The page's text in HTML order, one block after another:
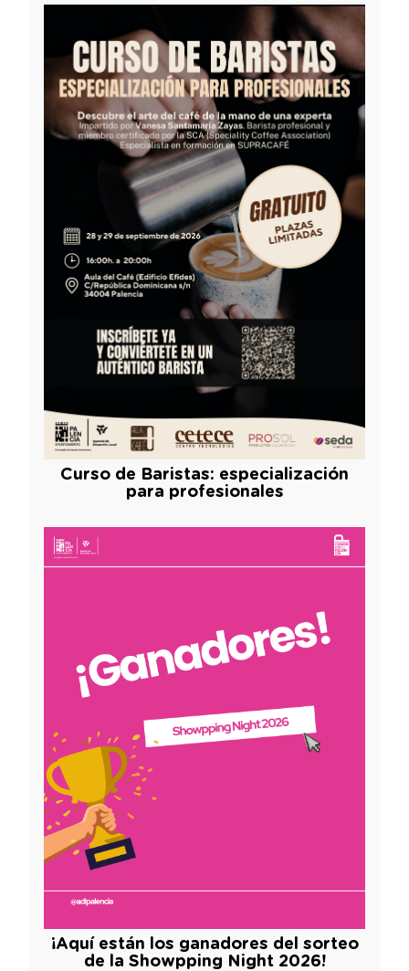
Curso de Baristas: especialización
para profesionales
¡Aquí están los ganadores del sorteo
de la Showpping Night 2026!